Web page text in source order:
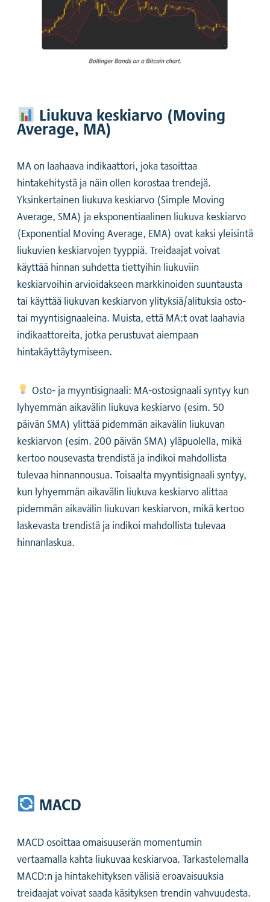
Liukuva keskiarvo (Moving
Average, MA)
MA on laahaava indikaattori, joka tasoittaa
hintakehitystä ja näin ollen korostaa trendejä.
Yksinkertainen liukuva keskiarvo (Simple Moving
Average, SMA) ja eksponentiaalinen liukuva keskiarvo
(Exponential Moving Average, EMA) ovat kaksi yleisintä
liukuvien keskiarvojen tyyppiä. Treidaajat voivat
käyttää hinnan suhdetta tiettyihin liukuviin
keskiarvoihin arvioidakseen markkinoiden suuntausta
tai käyttää liukuvan keskiarvon ylityksiä/alituksia osto-
tai myyntisignaaleina. Muista, että MA:t ovat laahavia
indikaattoreita, jotka perustuvat aiempaan
hintakäyttäytymiseen.
Osto- ja myyntisignaali: MA-ostosignaali syntyy kun
lyhyemmän aikavälin liukuva keskiarvo (esim. 50
päivän SMA) ylittää pidemmän aikavälin liukuvan
keskiarvon (esim. 200 päivän SMA) yläpuolella, mikä
kertoo nousevasta trendistä ja indikoi mahdollista
tulevaa hinnannousua. Toisaalta myyntisignaali syntyy,
kun lyhyemmän aikavälin liukuva keskiarvo alittaa
pidemmän aikavälin liukuvan keskiarvon, mikä kertoo
laskevasta trendistä ja indikoi mahdollista tulevaa
hinnanlaskua.
MACD
MACD osoittaa omaisuuserän momentumin
vertaamalla kahta liukuvaa keskiarvoa. Tarkastelemalla
MACD:n ja hintakehityksen välisiä eroavaisuuksia
treidaajat voivat saada käsityksen trendin vahvuudesta.